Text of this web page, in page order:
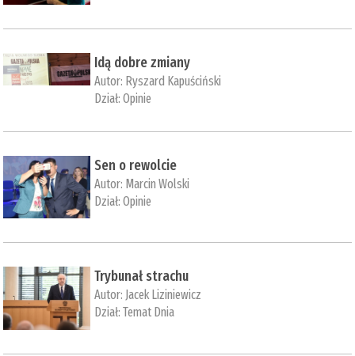
Idą dobre zmiany
Autor: Ryszard Kapuściński
Dział:Opinie
Sen o rewolcie
Autor: Marcin Wolski
Dział:Opinie
Trybunał strachu
Autor: Jacek Liziniewicz
Dział:Temat Dnia